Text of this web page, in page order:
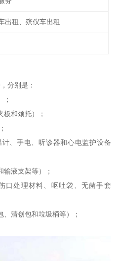
出租、殡仪车出租
分别是：
板和颈托）；
、手电、听诊器和心电监护设备
液支架等）；
口处理材料、呕吐袋、无菌手套
清创包和垃圾桶等）；